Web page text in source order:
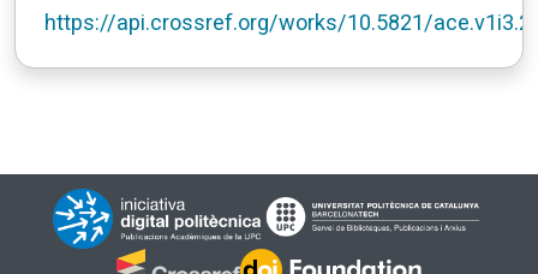
https://api.crossref.org/works/10.5821/